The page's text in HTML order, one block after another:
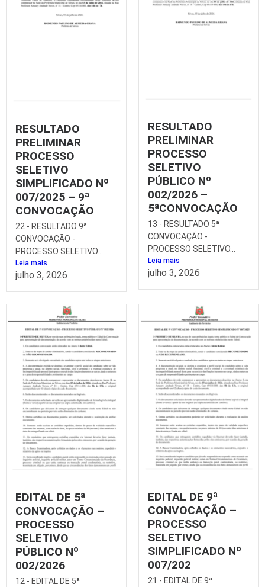
RESULTADO
PRELIMINAR
PROCESSO
SELETIVO
SIMPLIFICADO Nº
007/2025 – 9ª
CONVOCAÇÃO
22 - RESULTADO 9ª
CONVOCAÇÃO -
PROCESSO SELETIVO...
Leia mais
julho 3, 2026
RESULTADO
PRELIMINAR
PROCESSO
SELETIVO
PÚBLICO Nº
002/2026 –
5ªCONVOCAÇÃO
13 - RESULTADO 5ª
CONVOCAÇÃO -
PROCESSO SELETIVO...
Leia mais
julho 3, 2026
EDITAL DE 5ª
CONVOCAÇÃO –
PROCESSO
SELETIVO
PÚBLICO Nº
002/2026
12 - EDITAL DE 5ª
EDITAL DE 9ª
CONVOCAÇÃO –
PROCESSO
SELETIVO
SIMPLIFICADO Nº
007/202
21 - EDITAL DE 9ª